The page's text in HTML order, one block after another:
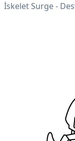
İskelet Surge -